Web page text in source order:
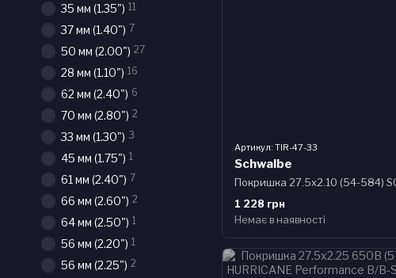
Артикул: TIR-47-33
Schwalbe
1 228 грн
Немає в наявності
35 мм (1.35") 11
37 мм (1.40") 7
50 мм (2.00") 27
28 мм (1.10") 16
62 мм (2.40") 6
70 мм (2.80") 2
33 мм (1.30") 3
45 мм (1.75") 1
61 мм (2.40") 7
66 мм (2.60") 2
64 мм (2.50") 1
56 мм (2.20") 1
56 мм (2.25") 2